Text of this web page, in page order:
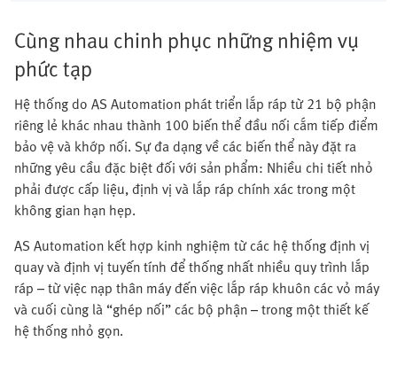
Cùng nhau chinh phục những nhiệm vụ
phức tạp
Hệ thống do AS Automation phát triển lắp ráp từ 21 bộ phận
riêng lẻ khác nhau thành 100 biến thể đầu nối cắm tiếp điểm
bảo vệ và khớp nối. Sự đa dạng về các biến thể này đặt ra
những yêu cầu đặc biệt đối với sản phẩm: Nhiều chi tiết nhỏ
phải được cấp liệu, định vị và lắp ráp chính xác trong một
không gian hạn hẹp.
AS Automation kết hợp kinh nghiệm từ các hệ thống định vị
quay và định vị tuyến tính để thống nhất nhiều quy trình lắp
ráp – từ việc nạp thân máy đến việc lắp ráp khuôn các vỏ máy
và cuối cùng là “ghép nối” các bộ phận – trong một thiết kế
hệ thống nhỏ gọn.